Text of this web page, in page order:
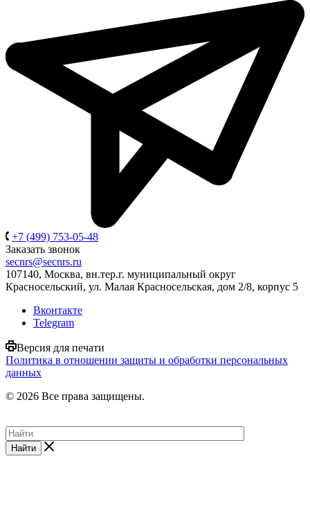
+7 (499) 753-05-48
Заказать звонок
secnrs@secnrs.ru
107140, Москва, вн.тер.г. муниципальный округ
Красносельский, ул. Малая Красносельская, дом 2/8, корпус 5
Вконтакте
Telegram
Версия для печати
Политика в отношении защиты и обработки персональных
данных
© 2026 Все права защищены.
Найти